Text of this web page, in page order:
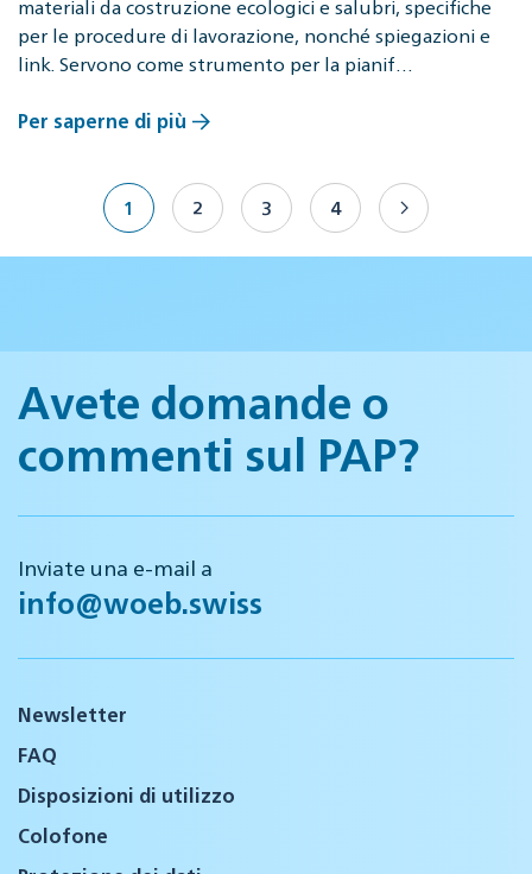
materiali da costruzione ecologici e salubri, specifiche
per le procedure di lavorazione, nonché spiegazioni e
link. Servono come strumento per la pianif…
Per saperne di più
1 2 3 4
Avete domande o
commenti sul PAP?
Inviate una e-mail a
info@woeb.swiss
Newsletter
FAQ
Disposizioni di utilizzo
Colofone